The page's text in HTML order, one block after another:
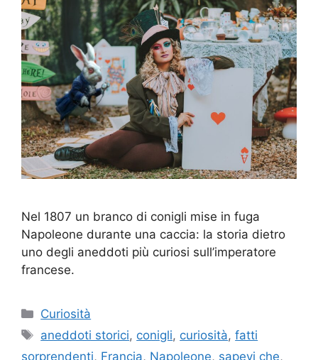
Nel 1807 un branco di conigli mise in fuga
Napoleone durante una caccia: la storia dietro
uno degli aneddoti più curiosi sull’imperatore
francese.
Categorie
Curiosità
Tag
aneddoti storici, conigli, curiosità,fatti
sorprendenti, Francia, Napoleone, sapevi che,